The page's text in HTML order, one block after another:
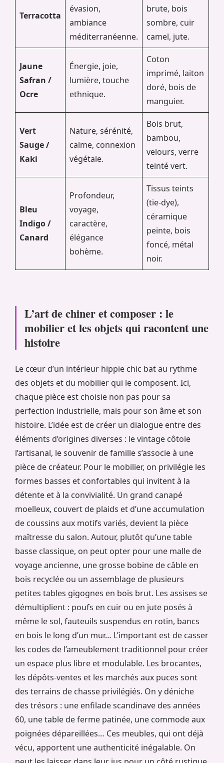
Terracotta
évasion,
ambiance
méditerranéenne.
brute, bois
sombre, cuir
camel, jute.
Jaune
Safran /
Ocre
Énergie, joie,
lumière, touche
ethnique.
Coton
imprimé, laiton
doré, bois de
manguier.
Vert
Sauge /
Kaki
Nature, sérénité,
calme, connexion
végétale.
Bois brut,
bambou,
velours, verre
teinté vert.
Bleu
Indigo /
Canard
Profondeur,
voyage,
caractère,
élégance
bohème.
Tissus teints
(tie-dye),
céramique
peinte, bois
foncé, métal
noir.
L’art de chiner et composer : le
mobilier et les objets qui racontent une
histoire
Le cœur d’un intérieur hippie chic bat au rythme
des objets et du mobilier qui le composent. Ici,
chaque pièce est choisie non pas pour sa
perfection industrielle, mais pour son âme et son
histoire. L’idée est de créer un dialogue entre des
éléments d’origines diverses : le vintage côtoie
l’artisanal, le souvenir de famille s’associe à une
pièce de créateur. Pour le mobilier, on privilégie les
formes basses et confortables qui invitent à la
détente et à la convivialité. Un grand canapé
moelleux, couvert de plaids et d’une accumulation
de coussins aux motifs variés, devient la pièce
maîtresse du salon. Autour, plutôt qu’une table
basse classique, on peut opter pour une malle de
voyage ancienne, une grosse bobine de câble en
bois recyclée ou un assemblage de plusieurs
petites tables gigognes en bois brut. Les assises se
démultiplient : poufs en cuir ou en jute posés à
même le sol, fauteuils suspendus en rotin, bancs
en bois le long d’un mur… L’important est de casser
les codes de l’ameublement traditionnel pour créer
un espace plus libre et modulable. Les brocantes,
les dépôts-ventes et les marchés aux puces sont
des terrains de chasse privilégiés. On y déniche
des trésors : une enfilade scandinave des années
60, une table de ferme patinée, une commode aux
poignées dépareillées… Ces meubles, qui ont déjà
vécu, apportent une authenticité inégalable. On